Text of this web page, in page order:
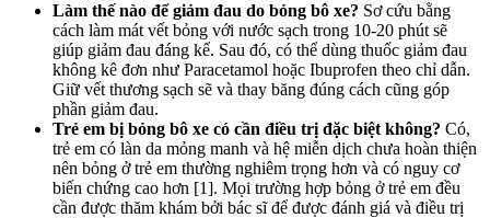
Làm thế nào để giảm đau do bỏng bô xe? Sơ cứu bằng
cách làm mát vết bỏng với nước sạch trong 10-20 phút sẽ
giúp giảm đau đáng kể. Sau đó, có thể dùng thuốc giảm đau
không kê đơn như Paracetamol hoặc Ibuprofen theo chỉ dẫn.
Giữ vết thương sạch sẽ và thay băng đúng cách cũng góp
phần giảm đau.
Trẻ em bị bỏng bô xe có cần điều trị đặc biệt không? Có,
trẻ em có làn da mỏng manh và hệ miễn dịch chưa hoàn thiện
nên bỏng ở trẻ em thường nghiêm trọng hơn và có nguy cơ
biến chứng cao hơn [1]. Mọi trường hợp bỏng ở trẻ em đều
cần được thăm khám bởi bác sĩ để được đánh giá và điều trị